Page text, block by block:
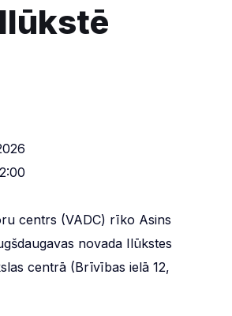
centrs (VADC) rīko Asins
novada Ilūkstes
centrā (Brīvības ielā 12,